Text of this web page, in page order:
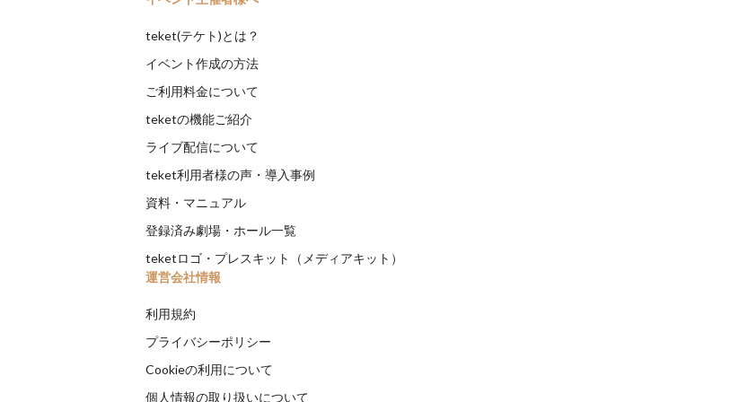
teket(テケト)とは？
イベント作成の方法
ご利用料金について
teketの機能ご紹介
ライブ配信について
teket利用者様の声・導入事例
資料・マニュアル
登録済み劇場・ホール一覧
teketロゴ・プレスキット（メディアキット）
運営会社情報
利用規約
プライバシーポリシー
Cookieの利用について
個人情報の取り扱いについて